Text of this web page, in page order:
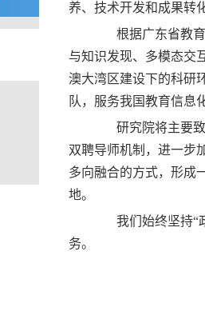
养、技术开发和成果转
根据广东省教育
与知识发现、多模态交
澳大湾区建设下的科研
队，服务我国教育信息
研究院将主要致
双聘导师机制，进一步
多向融合的方式，形成
地。
我们始终坚持“政
务。